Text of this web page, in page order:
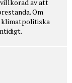
av att
Om
klimatpolitiska